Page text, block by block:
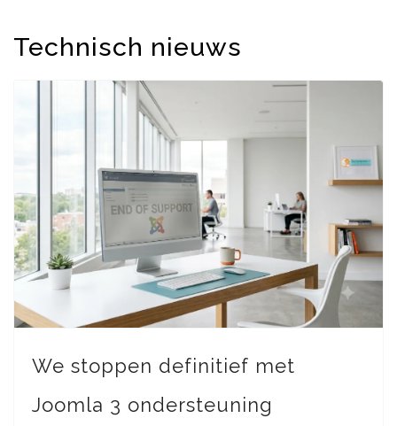
Technisch nieuws
We stoppen definitief met
Joomla 3 ondersteuning